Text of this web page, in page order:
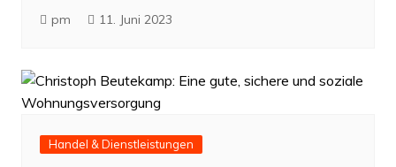
pm 11. Juni 2023
Handel & Dienstleistungen